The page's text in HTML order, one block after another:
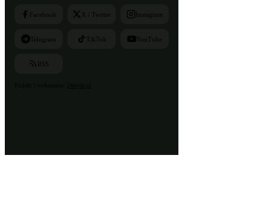
Facebook X / Twitter Instagram
Telegram TikTok YouTube
RSS